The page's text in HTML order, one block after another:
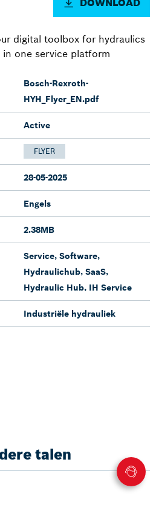
digital toolbox for hydraulics
one service platform
Bosch-Rexroth-
HYH_Flyer_EN.pdf
Active
FLYER
28-05-2025
Engels
2.38MB
Service, Software,
Hydraulichub, SaaS,
Hydraulic Hub, IH Service
Industriële hydrauliek
talen